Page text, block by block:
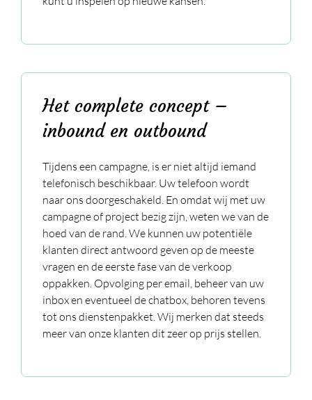
Het complete concept –
inbound en outbound
Tijdens een campagne, is er niet altijd iemand
telefonisch beschikbaar. Uw telefoon wordt
naar ons doorgeschakeld. En omdat wij met uw
campagne of project bezig zijn, weten we van de
hoed van de rand. We kunnen uw potentiële
klanten direct antwoord geven op de meeste
vragen en de eerste fase van de verkoop
oppakken. Opvolging per email, beheer van uw
inbox en eventueel de chatbox, behoren tevens
tot ons dienstenpakket. Wij merken dat steeds
meer van onze klanten dit zeer op prijs stellen.